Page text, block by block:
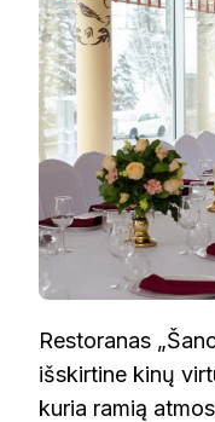
Restoranas
išskirtine kinų
kuria ramią